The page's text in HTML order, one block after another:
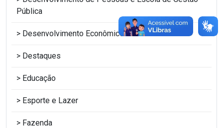
Pública
Desenvolvimento Econômico
Destaques
Educação
Esporte e Lazer
Fazenda